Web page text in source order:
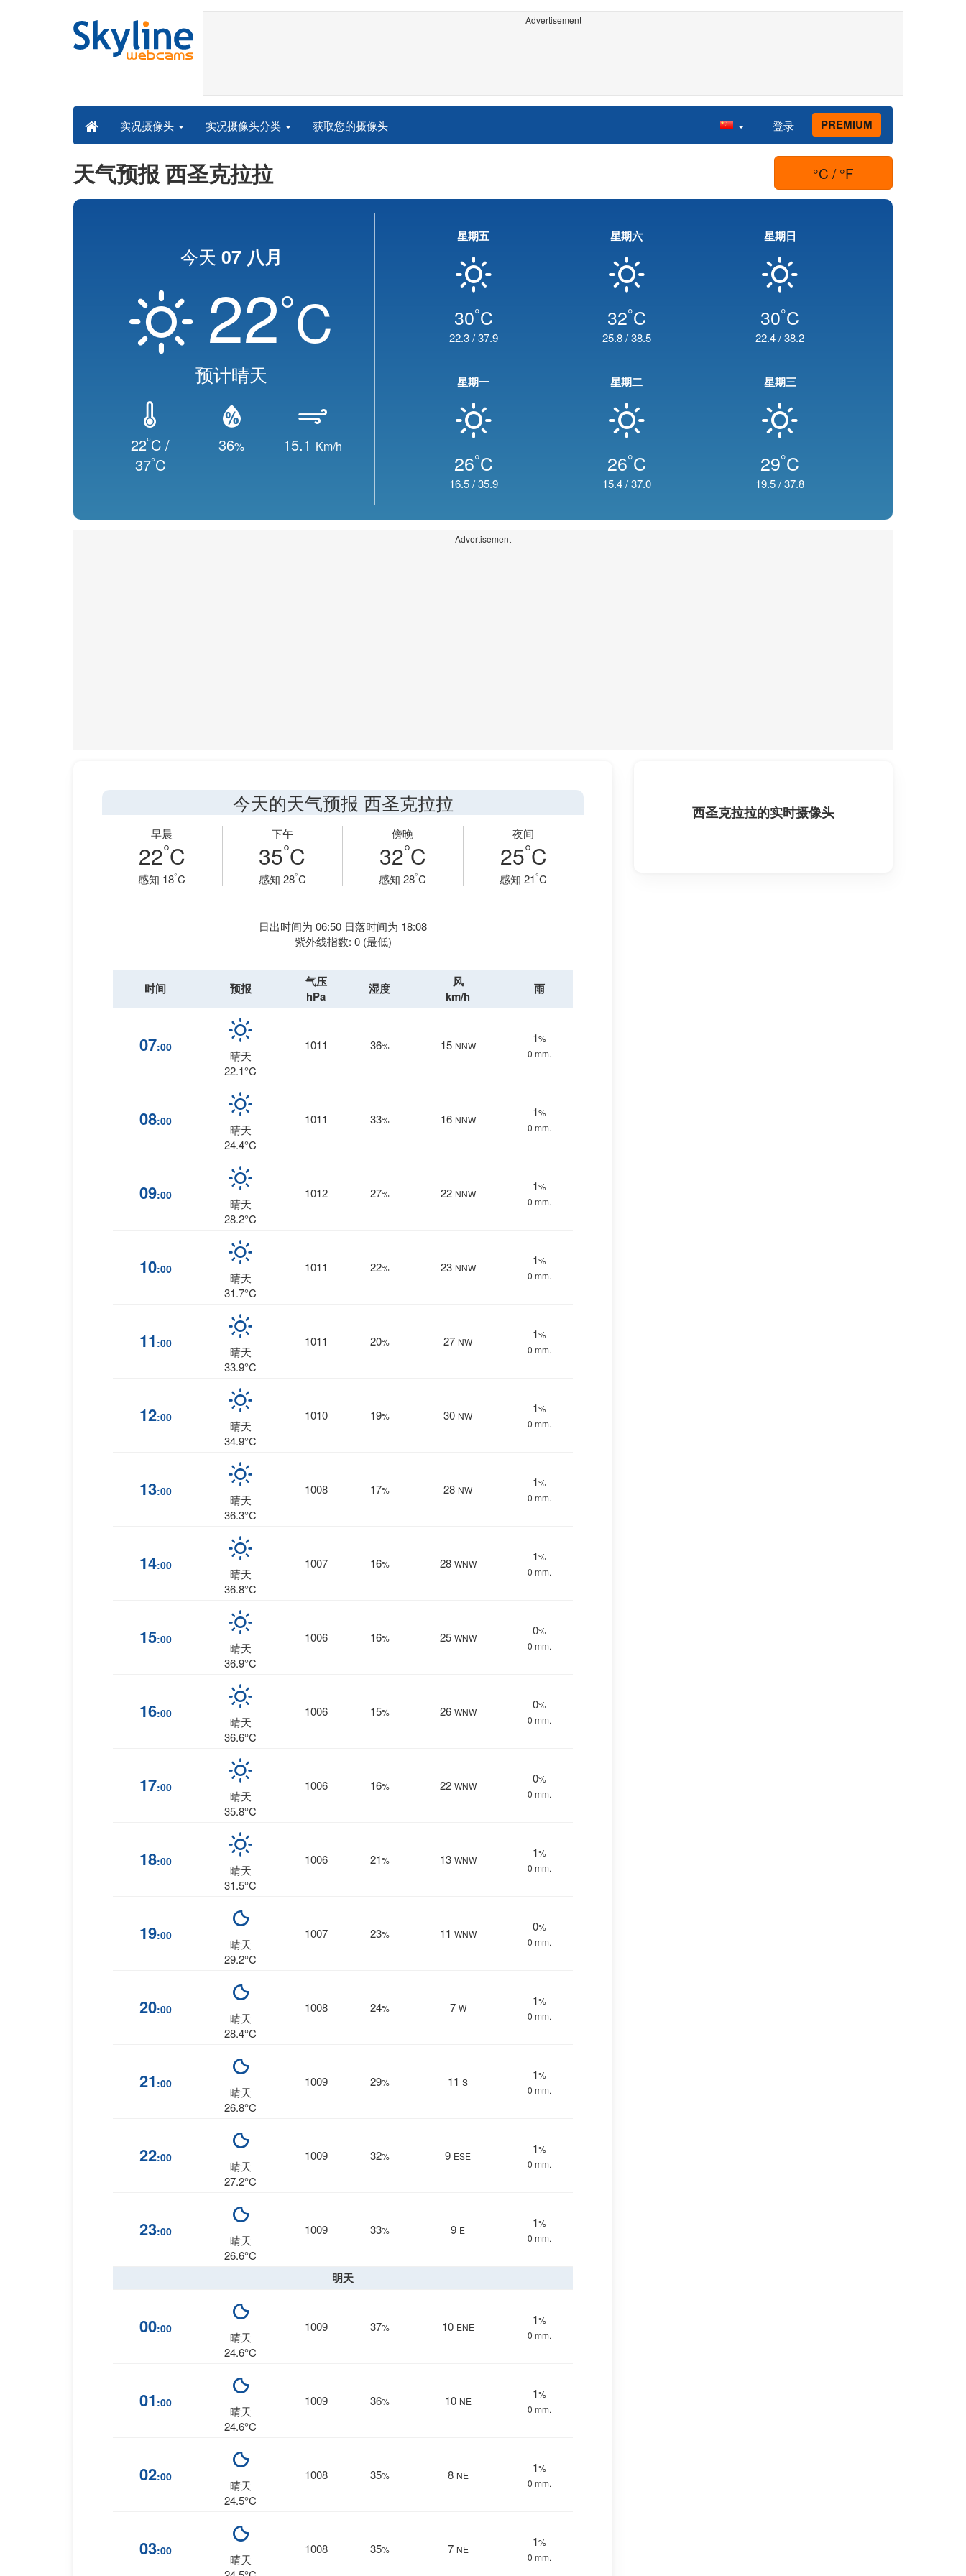
Advertisement
实况摄像头 实况摄像头分类 获取您的摄像头 登录 PREMIUM
天气预报 西圣克拉拉 °C / °F
今天 07 八月
22°C
预计晴天
22°C /
37°C
36% 15.1 Km/h
星期五
30°C
22.3/37.9
星期六
32°C
25.8/38.5
星期日
30°C
22.4/38.2
星期一
26°C
16.5/35.9
星期二
26°C
15.4/37.0
星期三
29°C
19.5/37.8
Advertisement
今天的天气预报 西圣克拉拉
早晨
22°C
感知 18°C
下午
35°C
感知 28°C
傍晚
32°C
感知 28°C
夜间
25°C
感知 21°C
日出时间为 06:50 日落时间为 18:08
紫外线指数: 0 (最低)
时间 预报
气压
hPa
湿度
风
km/h
雨
07:00
晴天
22.1°C
1011 36% 15 NNW
1%
0 mm.
08:00
晴天
24.4°C
1011 33% 16 NNW
1%
0 mm.
09:00
晴天
28.2°C
1012 27% 22 NNW
1%
0 mm.
10:00
晴天
31.7°C
1011 22% 23 NNW
1%
0 mm.
11 :00
晴天
33.9°C
1011 20% 27 NW
1%
0 mm.
12:00
晴天
34.9°C
1010 19% 30 NW
1%
0 mm.
13:00
晴天
36.3°C
1008 17% 28 NW
1%
0 mm.
14:00
晴天
36.8°C
1007 16% 28 WNW
1%
0 mm.
15:00
晴天
36.9°C
1006 16% 25 WNW
0%
0 mm.
16:00
晴天
36.6°C
1006 15% 26 WNW
0%
0 mm.
17:00
晴天
35.8°C
1006 16% 22 WNW
0%
0 mm.
18:00
晴天
31.5°C
1006 21% 13 WNW
1%
0 mm.
19:00
晴天
29.2°C
1007 23% 11 WNW
0%
0 mm.
20:00
晴天
28.4°C
1008 24% 7 W
1%
0 mm.
21 :00
晴天
26.8°C
1009 29% 11 S
1%
0 mm.
22:00
晴天
27.2°C
1009 32% 9 ESE
1%
0 mm.
23:00
晴天
26.6°C
1009 33% 9 E
1%
0 mm.
明天
00:00
晴天
24.6°C
1009 37% 10 ENE
1%
0 mm.
01 :00
晴天
24.6°C
1009 36% 10 NE
1%
0 mm.
02:00
晴天
24.5°C
1008 35% 8 NE
1%
0 mm.
03:00
晴天
1008 35% 7 NE
1%
0 mm.
西圣克拉拉的实时摄像头